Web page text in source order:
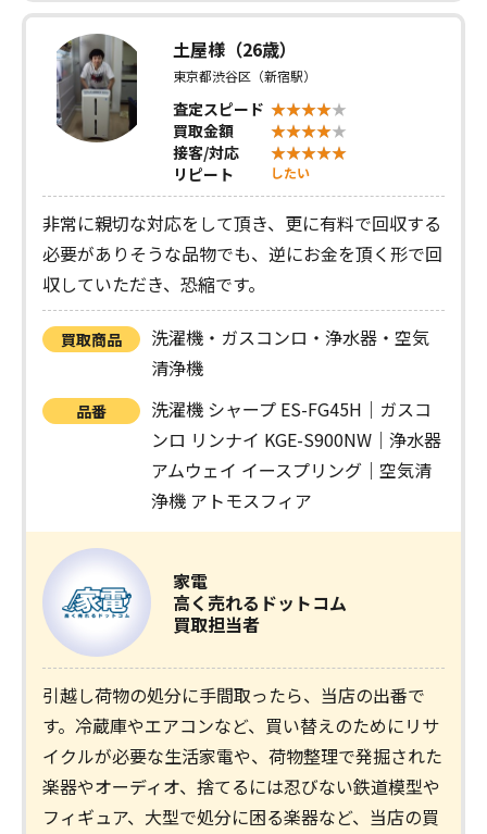
土屋様（26歳）
東京都渋谷区（新宿駅）
査定スピード
買取金額
接客/対応
リピート
したい
非常に親切な対応をして頂き、更に有料で回収する
必要がありそうな品物でも、逆にお金を頂く形で回
収していただき、恐縮です。
買取商品
洗濯機・ガスコンロ・浄水器・空気
清浄機
品番
洗濯機 シャープ ES-FG45H｜ガスコ
ンロ リンナイ KGE-S900NW｜浄水器
アムウェイ イースプリング｜空気清
浄機 アトモスフィア
家電
高く売れるドットコム
買取担当者
引越し荷物の処分に手間取ったら、当店の出番で
す。冷蔵庫やエアコンなど、買い替えのためにリサ
イクルが必要な生活家電や、荷物整理で発掘された
楽器やオーディオ、捨てるには忍びない鉄道模型や
フィギュア、大型で処分に困る楽器など、当店の買